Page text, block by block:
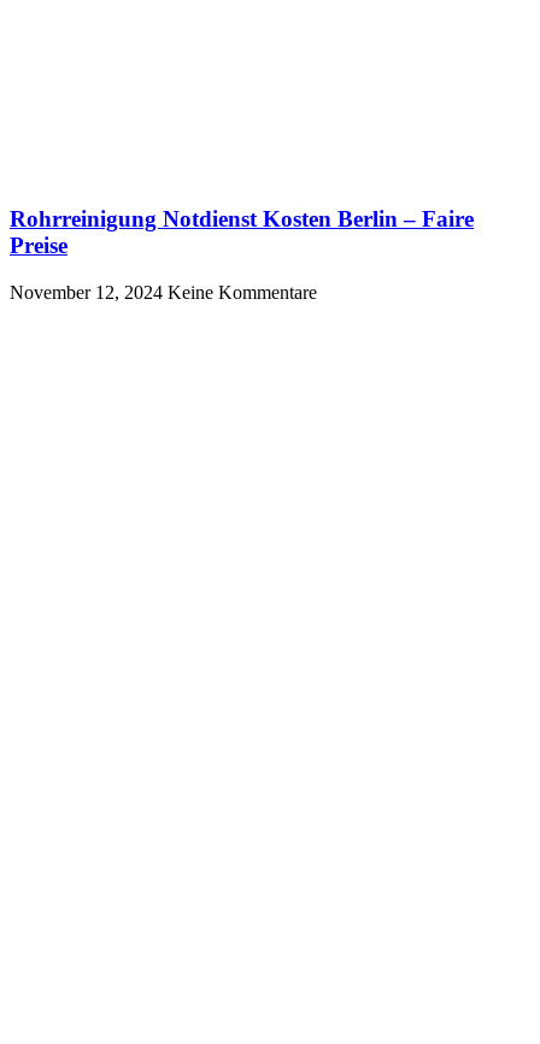
Rohrreinigung Notdienst Kosten Berlin – Faire
Preise
November 12, 2024 Keine Kommentare